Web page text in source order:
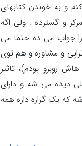
و به خوندن کتابهای
و گسترده . ولی اگه
جواب می ده حتما می
و مشاوره و هم توی
روبرو بودم)، تاثیر
دیده می شه و دارای
که یک گزاره داره همه